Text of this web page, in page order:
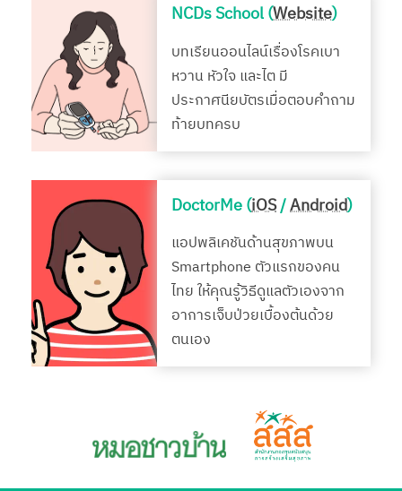
NCDs School (Website)
บทเรียนออนไลน์เรื่องโรคเบา
หวาน หัวใจ และไต มี
ประกาศนียบัตรเมื่อตอบคำถาม
ท้ายบทครบ
DoctorMe (iOS/Android)
แอปพลิเคชันด้านสุขภาพบน
Smartphone ตัวแรกของคน
ไทย ให้คุณรู้วิธีดูแลตัวเองจาก
อาการเจ็บป่วยเบื้องต้นด้วย
ตนเอง